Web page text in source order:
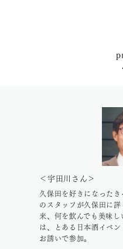
＜宇田川さん＞
久保田を好きになった
のスタッフが久保田に
来、何を飲んでも美味
は、とある日本酒イベ
お誘いで参加。